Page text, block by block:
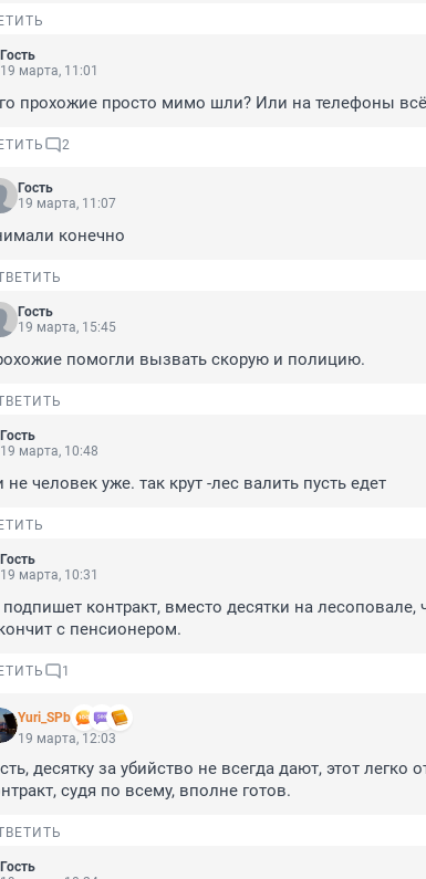
Гость
19 марта, 11:01
прохожие просто мимо шли? Или на телефоны
2
Гость
19 марта, 11:07
конечно
Гость
19 марта, 15:45
помогли вызвать скорую и полицию.
Гость
19 марта, 10:48
не человек уже. так крут -лес валить пусть едет
Гость
19 марта, 10:31
контракт, вместо десятки на лесоповале,
с пенсионером.
1
Yuri_SPb
19 марта, 12:03
десятку за убийство не всегда дают, этот легко
судя по всему, вполне готов.
Гость